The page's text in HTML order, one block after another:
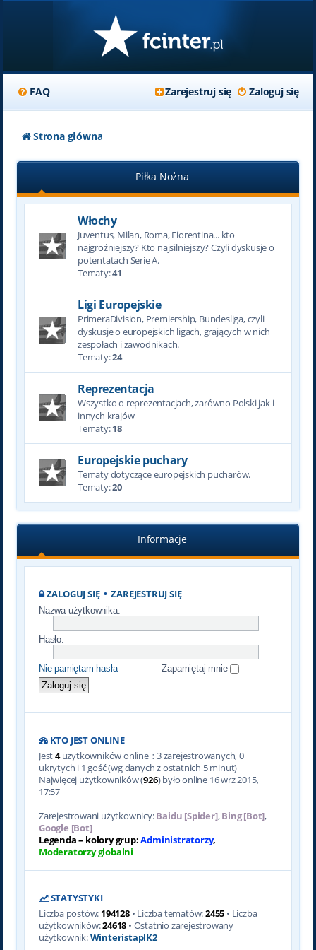
FAQ Zaloguj się
Zarejestruj się
Strona główna
Piłka Nożna
Włochy
Juventus, Milan, Roma, Fiorentina... kto
najgroźniejszy? Kto najsilniejszy? Czyli dyskusje o
potentatach Serie A.
Tematy:41
Ligi Europejskie
PrimeraDivision, Premiership, Bundesliga, czyli
dyskusje o europejskich ligach, grających w nich
zespołach i zawodnikach.
Tematy:24
Reprezentacja
Wszystko o reprezentacjach, zarówno Polski jak i
innych krajów
Tematy:18
Europejskie puchary
Tematy dotyczące europejskich pucharów.
Tematy:20
Informacje
ZALOGUJ SIĘ•ZAREJESTRUJ SIĘ
Nazwa użytkownika:
Hasło:
Nie pamiętam hasła Zapamiętaj mnie
KTO JEST ONLINE
Jest4użytkowników online :: 3 zarejestrowanych, 0
ukrytych i 1 gość (wg danych z ostatnich 5 minut)
Najwięcej użytkowników (926) było online 16 wrz 2015,
17:57
Zarejestrowani użytkownicy:Baidu [Spider],Bing [Bot],
Google [Bot]
Legenda – kolory grup:Administratorzy,
Moderatorzy globalni
STATYSTYKI
Liczba postów: 194128• Liczba tematów:2455 • Liczba
użytkowników:24618 • Ostatnio zarejestrowany
użytkownik:WinteristaplK2